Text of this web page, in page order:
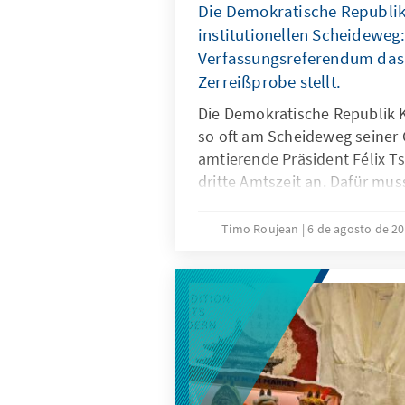
Die Demokratische
institutionellen
Verfassungsreferendum
Zerreißprobe stellt.
Die Demokratische Republik
so oft am Scheideweg seiner
amtierende Präsident Félix
dritte Amtszeit an. Dafür
Legislaturperioden
Lesung im Parlament und
wurde das Gesetzesvorhaben
der höchsten juristischen
Dienstag, den 29.07.2026,
bestätigt. Die Inkraftsetzung
Präsidenten gilt daher nur
Timo Roujean 6 de agosto de